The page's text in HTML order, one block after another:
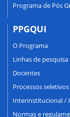
Programa de Pós
PPGQUI
O Programa
Linhas de pesquisa
Docentes
Processos seletivos
Interinstitucional /
Normas e